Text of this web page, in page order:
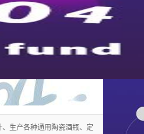
生产各种通用陶瓷酒瓶、定